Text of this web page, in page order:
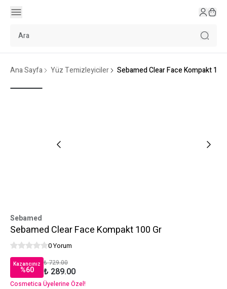
Ana Sayfa Yüz Temizleyiciler Sebamed Clear Face Kompakt 100
Sebamed
Sebamed Clear Face Kompakt 100 Gr
0 Yorum
Kazancınız
%60
₺ 729.00
₺ 289.00
Cosmetica Üyelerine Özel!